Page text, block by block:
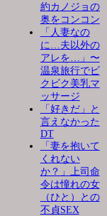
約カノジョの
奥をコンコン
「人妻なの
に…夫以外の
アレを…」〜
温泉旅行でビ
クビク美乳マ
ッサージ
「好きだ」と
言えなかった
DT
「妻を抱いて
くれない
か？」上司命
令は憧れの女
（ひと）との
不貞SEX